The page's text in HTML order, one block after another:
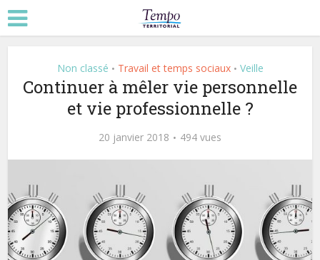
Non classé • Travail et temps sociaux • Veille
Continuer à mêler vie personnelle
et vie professionnelle ?
20 janvier 2018 494 vues